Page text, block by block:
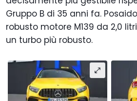
Gruppo B di 35 anni fa.
robusto motore M139 da 2,0
un turbo più robusto.